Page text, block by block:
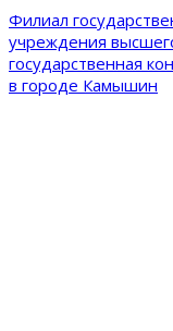
Филиал
учреждения
государственная
в городе Камышин